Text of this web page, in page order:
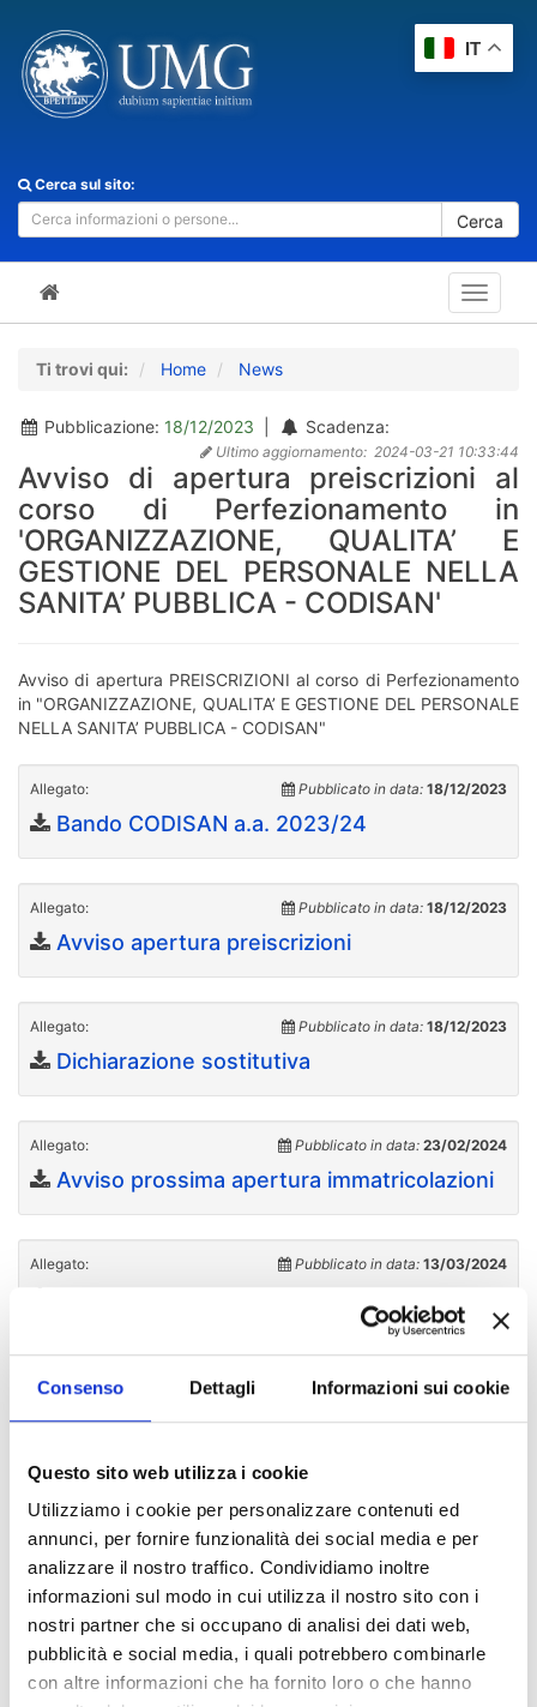
Consenso Dettagli Informazioni sui cookie
Questo sito web utilizza i cookie
Utilizziamo i cookie per personalizzare contenuti ed
annunci, per fornire funzionalità dei social media e per
analizzare il nostro traffico. Condividiamo inoltre
informazioni sul modo in cui utilizza il nostro sito con i
nostri partner che si occupano di analisi dei dati web,
pubblicità e social media, i quali potrebbero combinarle
con altre informazioni che ha fornito loro o che hanno
Cerca sul sito:
Cerca
Toggle
Ti trovi qui: Home News
Pubblicazione: 18/12/2023 Scadenza:
Ultimo aggiornamento: 2024-03-21 10:33:44
Avviso di apertura preiscrizioni al
corso di Perfezionamento in
'ORGANIZZAZIONE, QUALITA’ E
GESTIONE DEL PERSONALE NELLA
SANITA’ PUBBLICA - CODISAN'
Avviso di apertura PREISCRIZIONI al corso di Perfezionamento
in "ORGANIZZAZIONE, QUALITA’ E GESTIONE DEL PERSONALE
NELLA SANITA’ PUBBLICA - CODISAN"
Allegato: Pubblicato in data: 18/12/2023
Bando CODISAN a.a. 2023/24
Allegato: Pubblicato in data: 18/12/2023
Avviso apertura preiscrizioni
Allegato: Pubblicato in data: 18/12/2023
Dichiarazione sostitutiva
Allegato: Pubblicato in data: 23/02/2024
Avviso prossima apertura immatricolazioni
Allegato: Pubblicato in data: 13/03/2024
Allegato: Pubblicato in data: 13/03/2024
Elenco idonei
Allegato: Pubblicato in data: 21/03/2024
Avviso scorrimento graduatoria CODISAN
Indice di pagina
IT